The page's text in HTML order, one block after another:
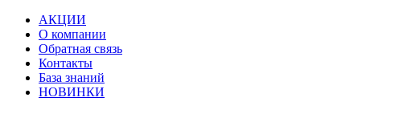
АКЦИИ
О компании
Обратная связь
Контакты
База знаний
НОВИНКИ